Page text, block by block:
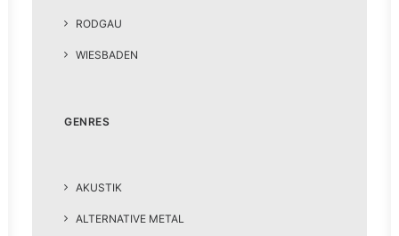
RODGAU
WIESBADEN
GENRES
AKUSTIK
ALTERNATIVE METAL